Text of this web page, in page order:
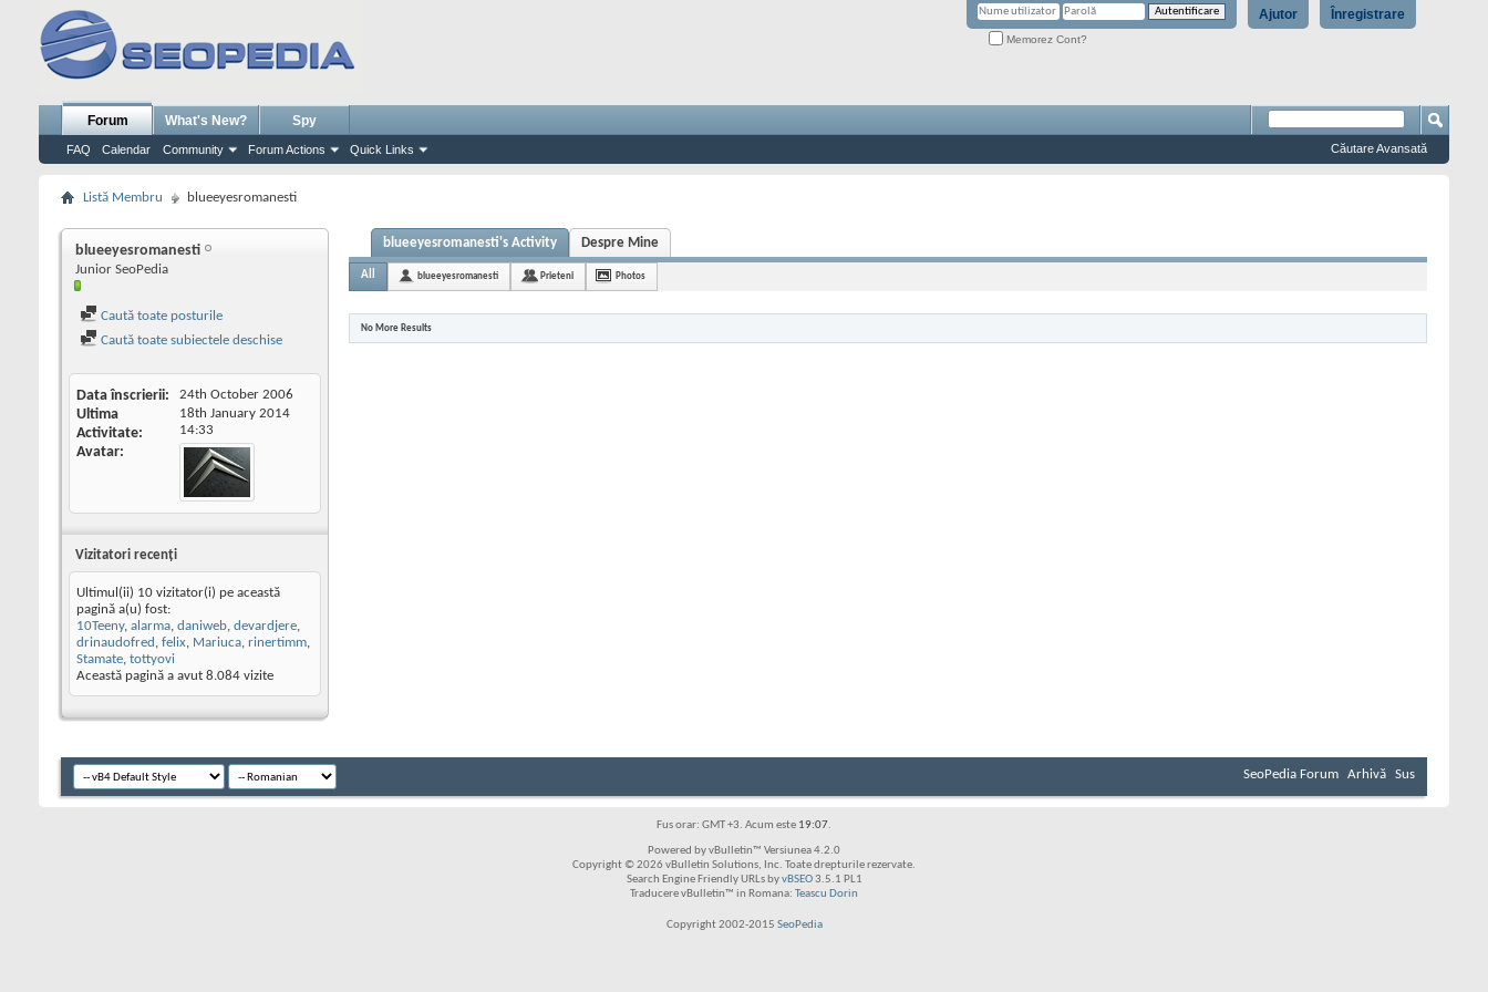
Înregistrare
Ajutor
Memorez Cont?
Forum
FAQ Calendar Community Forum Actions Quick Links
What's New? Spy
Căutare Avansată
Listă Membru blueeyesromanesti
blueeyesromanesti
Junior SeoPedia
Caută toate posturile
Caută toate subiectele deschise
Data înscrierii 24th October 2006
Ultima
Activitate
18th January 2014
14:33
Avatar
Vizitatori recenţi
Ultimul(ii) 10 vizitator(i) pe această
pagină a(u) fost:
10Teeny, alarma, daniweb, devardjere,
drinaudofred , felix, Mariuca, rinertimm,
Stamate, tottyovi
Această pagină a avut 8.084 vizite
blueeyesromanesti's Activity Despre Mine
All blueeyesromanesti Prieteni Photos
No More Results
SeoPedia Forum Arhivă Sus
Fus orar: GMT +3. Acum este 19:07.
Powered by vBulletin™ Versiunea 4.2.0
Copyright © 2026 vBulletin Solutions, Inc. Toate drepturile rezervate.
Search Engine Friendly URLs byvBSEO3.5.1 PL1
Traducere vBulletin™ in Romana: Teascu Dorin
Copyright 2002-2015 SeoPedia